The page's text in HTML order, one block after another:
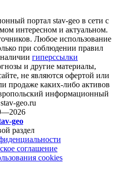
портал stav-geo в сети с
интересном и актуальном.
Любое использование
при соблюдении правил
гиперссылки
и другие материалы,
не являются офертой или
продаже каких-либо активов
информационный
geo.ru
geo
раздел
соглашение
cookies